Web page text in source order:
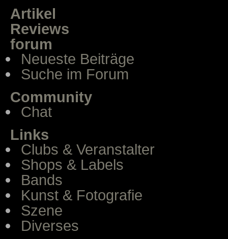
Artikel
Reviews
forum
Neueste Beiträge
Suche im Forum
Community
Chat
Links
Clubs & Veranstalter
Shops & Labels
Bands
Kunst & Fotografie
Szene
Diverses